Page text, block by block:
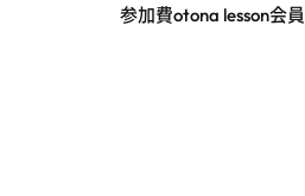
参加費otona lesson会